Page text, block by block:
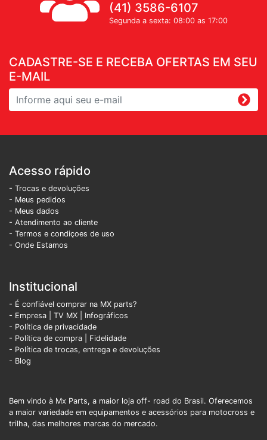
CADASTRE-SE E RECEBA OFERTAS EM SEU
E-MAIL
(41) 3586-6107
Segunda a sexta: 08:00 as 17:00
Acesso rápido
- Trocas e devoluções
- Meus pedidos
- Meus dados
- Atendimento ao cliente
- Termos e condiçoes de uso
- Onde Estamos
Institucional
- É confiável comprar na MX parts?
- Empresa
TV MX
Infográficos
- Política de privacidade
- Política de compra | Fidelidade
- Política de trocas, entrega e devoluções
- Blog
Bem vindo à Mx Parts, a maior loja off- road do Brasil. Oferecemos
a maior variedade em equipamentos e acessórios para motocross e
trilha, das melhores marcas do mercado.